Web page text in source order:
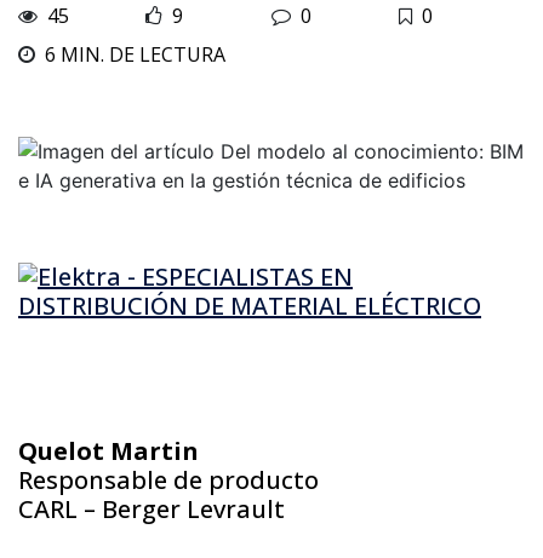
45
9 0
0
6 MIN. DE LECTURA
Quelot Martin
Responsable de producto
CARL – Berger Levrault